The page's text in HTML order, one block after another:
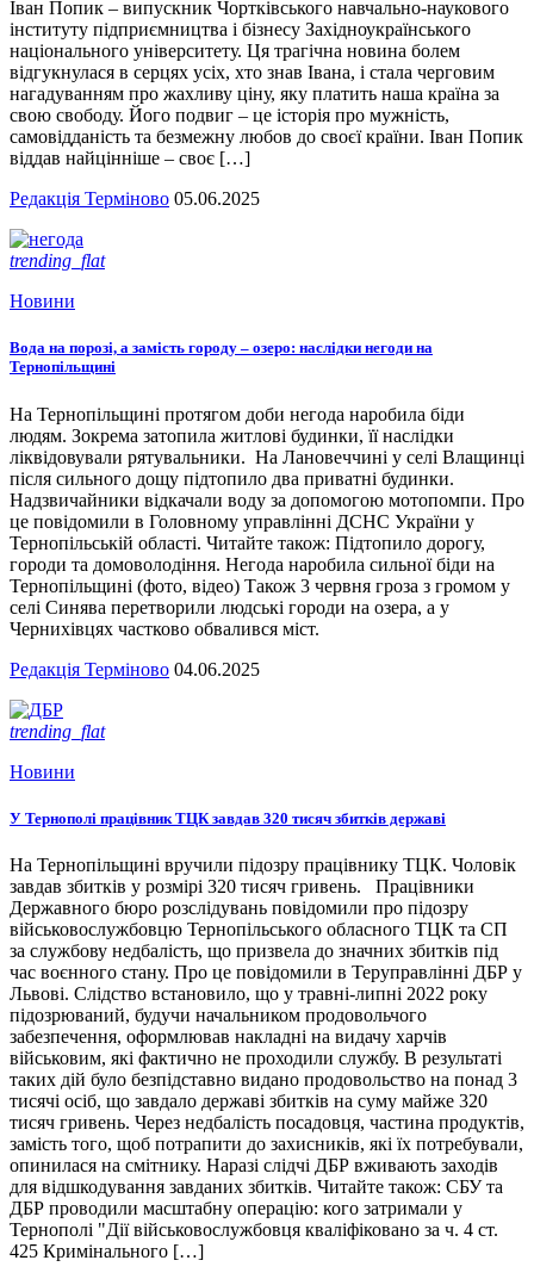
Іван Попик – випускник Чортківського навчально-наукового
інституту підприємництва і бізнесу Західноукраїнського
національного університету. Ця трагічна новина болем
відгукнулася в серцях усіх, хто знав Івана, і стала черговим
нагадуванням про жахливу ціну, яку платить наша країна за
свою свободу. Його подвиг – це історія про мужність,
самовідданість та безмежну любов до своєї країни. Іван Попик
віддав найцінніше – своє […]
Редакція Терміново 05.06.2025
trending_flat
Новини
Вода на порозі, а замість городу – озеро: наслідки негоди на
Тернопільщині
На Тернопільщині протягом доби негода наробила біди
людям. Зокрема затопила житлові будинки, її наслідки
ліквідовували рятувальники. На Лановеччині у селі Влащинці
після сильного дощу підтопило два приватні будинки.
Надзвичайники відкачали воду за допомогою мотопомпи. Про
це повідомили в Головному управлінні ДСНС України у
Тернопільській області. Читайте також: Підтопило дорогу,
городи та домоволодіння. Негода наробила сильної біди на
Тернопільщині (фото, відео) Також 3 червня гроза з громом у
селі Синява перетворили людські городи на озера, а у
Чернихівцях частково обвалився міст.
Редакція Терміново 04.06.2025
trending_flat
Новини
У Тернополі працівник ТЦК завдав 320 тисяч збитків державі
На Тернопільщині вручили підозру працівнику ТЦК. Чоловік
завдав збитків у розмірі 320 тисяч гривень. Працівники
Державного бюро розслідувань повідомили про підозру
військовослужбовцю Тернопільського обласного ТЦК та СП
за службову недбалість, що призвела до значних збитків під
час воєнного стану. Про це повідомили в Теруправлінні ДБР у
Львові. Слідство встановило, що у травні-липні 2022 року
підозрюваний, будучи начальником продовольчого
забезпечення, оформлював накладні на видачу харчів
військовим, які фактично не проходили службу. В результаті
таких дій було безпідставно видано продовольство на понад 3
тисячі осіб, що завдало державі збитків на суму майже 320
тисяч гривень. Через недбалість посадовця, частина продуктів,
замість того, щоб потрапити до захисників, які їх потребували,
опинилася на смітнику. Наразі слідчі ДБР вживають заходів
для відшкодування завданих збитків. Читайте також: СБУ та
ДБР проводили масштабну операцію: кого затримали у
Тернополі "Дії військовослужбовця кваліфіковано за ч. 4 ст.
425 Кримінального […]